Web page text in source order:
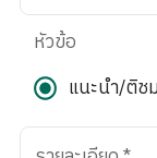
หัวข้อ
แนะนำ/ติชม